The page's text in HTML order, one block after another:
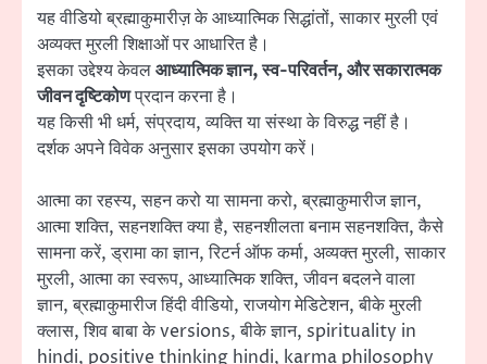
यह वीडियो ब्रह्माकुमारीज़ के आध्यात्मिक सिद्धांतों, साकार मुरली एवं
अव्यक्त मुरली शिक्षाओं पर आधारित है।
इसका उद्देश्य केवलआध्यात्मिक ज्ञान, स्व-परिवर्तन, और सकारात्मक
जीवन दृष्टिकोणप्रदान करना है।
यह किसी भी धर्म, संप्रदाय, व्यक्ति या संस्था के विरुद्ध नहीं है।
दर्शक अपने विवेक अनुसार इसका उपयोग करें।
आत्मा का रहस्य, सहन करो या सामना करो, ब्रह्माकुमारीज ज्ञान,
आत्मा शक्ति, सहनशक्ति क्या है, सहनशीलता बनाम सहनशक्ति, कैसे
सामना करें, ड्रामा का ज्ञान, रिटर्न ऑफ कर्मा, अव्यक्त मुरली, साकार
मुरली, आत्मा का स्वरूप, आध्यात्मिक शक्ति, जीवन बदलने वाला
ज्ञान, ब्रह्माकुमारीज हिंदी वीडियो, राजयोग मेडिटेशन, बीके मुरली
क्लास, शिव बाबा के versions, बीके ज्ञान, spirituality in
hindi, positive thinking hindi, karma philosophy